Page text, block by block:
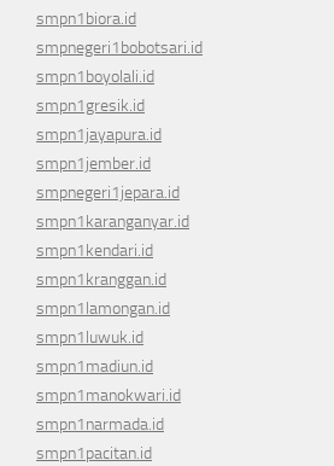
smpn1biora.id
smpnegeri1bobotsari.id
smpn1boyolali.id
smpn1gresik.id
smpn1jayapura.id
smpn1jember.id
smpnegeri1jepara.id
smpn1karanganyar.id
smpn1kendari.id
smpn1kranggan.id
smpn1lamongan.id
smpn1luwuk.id
smpn1madiun.id
smpn1manokwari.id
smpn1narmada.id
smpn1pacitan.id